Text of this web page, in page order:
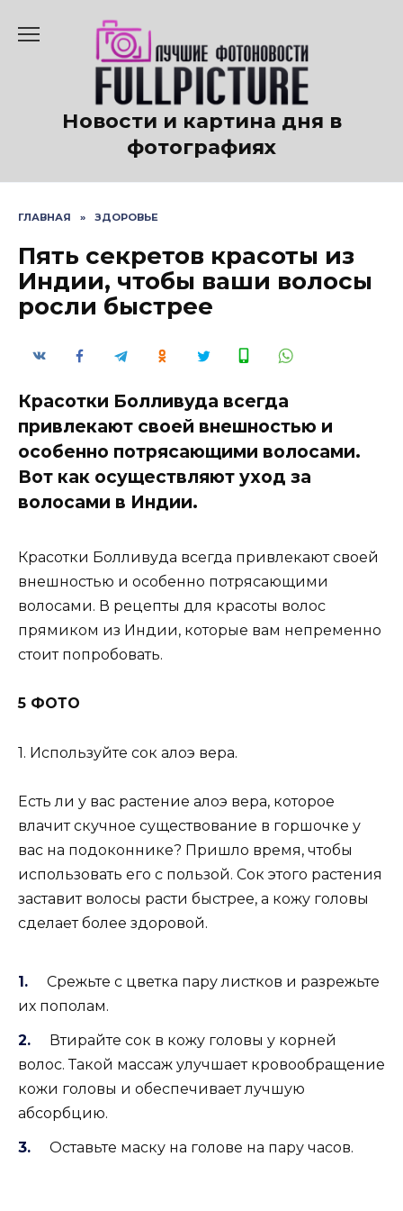
содержанию
Новости и картина дня в
фотографиях
ГЛАВНАЯ » ЗДОРОВЬЕ
Пять секретов красоты из
Индии, чтобы ваши волосы
росли быстрее
Красотки Болливуда всегда
привлекают своей внешностью и
особенно потрясающими волосами.
Вот как осуществляют уход за
волосами в Индии.
Красотки Болливуда всегда привлекают своей
внешностью и особенно потрясающими
волосами. В рецепты для красоты волос
прямиком из Индии, которые вам непременно
стоит попробовать.
5 ФОТО
1. Используйте сок алоэ вера.
Есть ли у вас растение алоэ вера, которое
влачит скучное существование в горшочке у
вас на подоконнике? Пришло время, чтобы
использовать его с пользой. Сок этого растения
заставит волосы расти быстрее, а кожу головы
сделает более здоровой.
Срежьте с цветка пару листков и разрежьте
их пополам.
Втирайте сок в кожу головы у корней
волос. Такой массаж улучшает кровообращение
кожи головы и обеспечивает лучшую
абсорбцию.
Оставьте маску на голове на пару часов.